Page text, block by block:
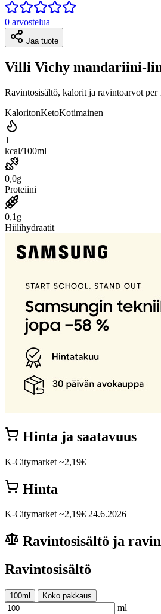
0 arvostelua
Jaa tuote
Villi Vichy mandariini-
Ravintosisältö, kalorit ja ravintoarvot per
KaloritonKetoKotimainen
1
kcal/100ml
0,0g
Proteiini
0,1g
Hiilihydraatit
Hinta ja saatavuus
K-Citymarket ~2,19€
Hinta
K-Citymarket ~2,19€ 24.6.2026
Ravintosisältö ja
Ravintosisältö
100ml Koko pakkaus
ml